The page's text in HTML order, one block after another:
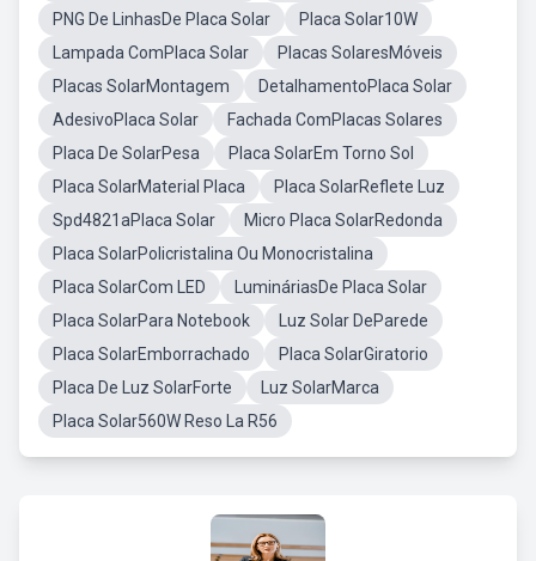
PNG De LinhasDe Placa Solar
Placa Solar10W
Lampada ComPlaca Solar
Placas SolaresMóveis
Placas SolarMontagem
DetalhamentoPlaca Solar
AdesivoPlaca Solar
Fachada ComPlacas Solares
Placa De SolarPesa
Placa SolarEm Torno Sol
Placa SolarMaterial Placa
Placa SolarReflete Luz
Spd4821aPlaca Solar
Micro Placa SolarRedonda
Placa SolarPolicristalina Ou Monocristalina
Placa SolarCom LED
LumináriasDe Placa Solar
Placa SolarPara Notebook
Luz Solar DeParede
Placa SolarEmborrachado
Placa SolarGiratorio
Placa De Luz SolarForte
Luz SolarMarca
Placa Solar560W Reso La R56